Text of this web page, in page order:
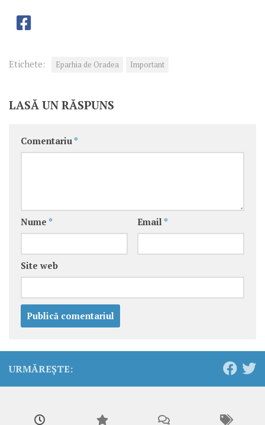
Etichete: Eparhia de Oradea Important
LASĂ UN RĂSPUNS
Comentariu *
Nume * Email *
Site web
URMĂREȘTE: